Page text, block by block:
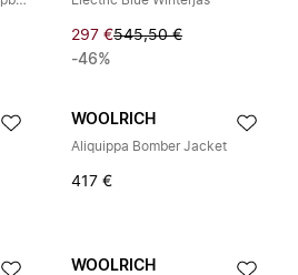
297 €545,50 €
-46%
WOOLRICH
Aliquippa Bomber Jacket
417 €
WOOLRICH